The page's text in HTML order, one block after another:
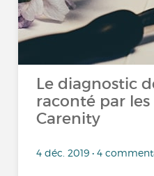
Le diagnostic
raconté par
Carenity
4 déc. 2019 • 4